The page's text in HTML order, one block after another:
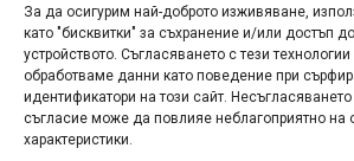
За да осигурим най-доброто изживяване,
като "бисквитки" за съхранение и/или достъп
устройството. Съгласяването с тези
обработваме данни като поведение при
идентификатори на този сайт. Несъгласяването
съгласие може да повлияе неблагоприятно на
характеристики.